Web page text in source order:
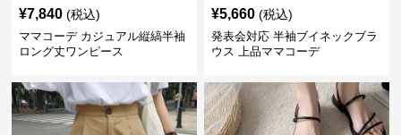
¥7,840 (税込)
ママコーデ カジュアル縦縞半袖
ロング丈ワンピース
¥5,660 (税込)
発表会対応 半袖ブイネックブラ
ウス 上品ママコーデ